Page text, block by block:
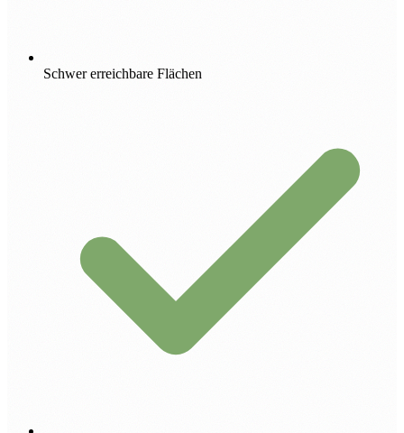
Schwer erreichbare Flächen